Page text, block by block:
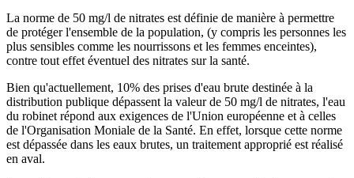
La norme de 50 mg/l de nitrates est définie de manière à permettre
de protéger l'ensemble de la population, (y compris les personnes les
plus sensibles comme les nourrissons et les femmes enceintes),
contre tout effet éventuel des nitrates sur la santé.
Bien qu'actuellement, 10% des prises d'eau brute destinée à la
distribution publique dépassent la valeur de 50 mg/l de nitrates, l'eau
du robinet répond aux exigences de l'Union européenne et à celles
de l'Organisation Moniale de la Santé. En effet, lorsque cette norme
est dépassée dans les eaux brutes, un traitement approprié est réalisé
en aval.